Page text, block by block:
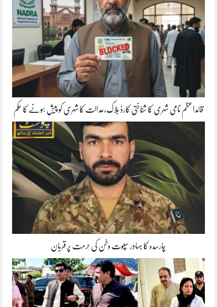
قائداعظم نامی شہری کا شناختی کارڈ بلاک،عدالت کا شہری کو پیش ہونے کا حکم
چارسدہ کا بہادر سپوت وطن کی حرمت پر قربان